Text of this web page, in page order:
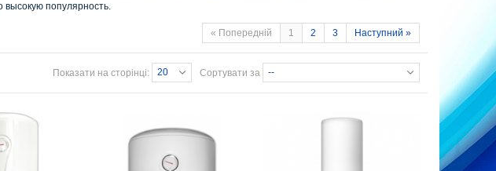
высокую популярность.
« Попередній 1 2 3 Наступний »
Сортувати за --
Показати на сторінці: 20